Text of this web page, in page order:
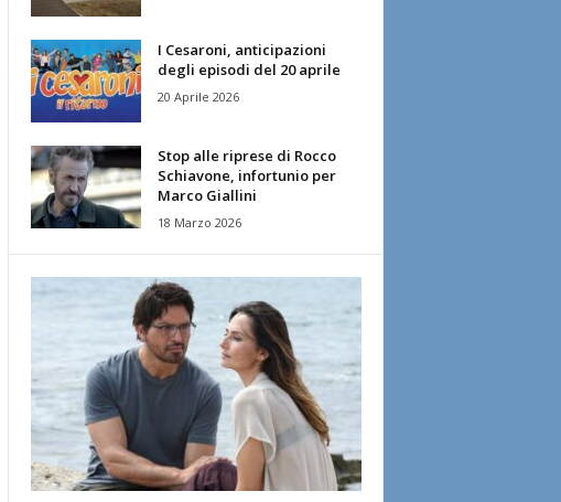
I Cesaroni, anticipazioni
degli episodi del 20 aprile
20 Aprile 2026
Stop alle riprese di Rocco
Schiavone, infortunio per
Marco Giallini
18 Marzo 2026